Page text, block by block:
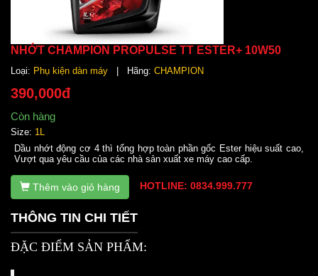
NHỚT CHAMPION PROPULSE TT ESTER+ 10W50
Loại: Phụ kiện dàn máy | Hãng: CHAMPION
390,000đ
Còn hàng
Size: 1L
Dầu nhớt động cơ 4 thì tổng hợp toàn phần gốc Ester hiệu suất cao,
Vượt qua yêu cầu của các nhà sản xuất xe máy cao cấp.
Thêm vào giỏ hàng HOTLINE: 0834.999.777
THÔNG TIN CHI TIẾT
ĐẶC ĐIỂM SẢN PHẨM: